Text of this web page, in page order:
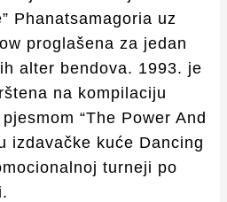
Phanatsamagoria uz
proglašena za jedan
alter bendova. 1993. je
na kompilaciju
“The Power And
izdavačke kuće Dancing
turneji po